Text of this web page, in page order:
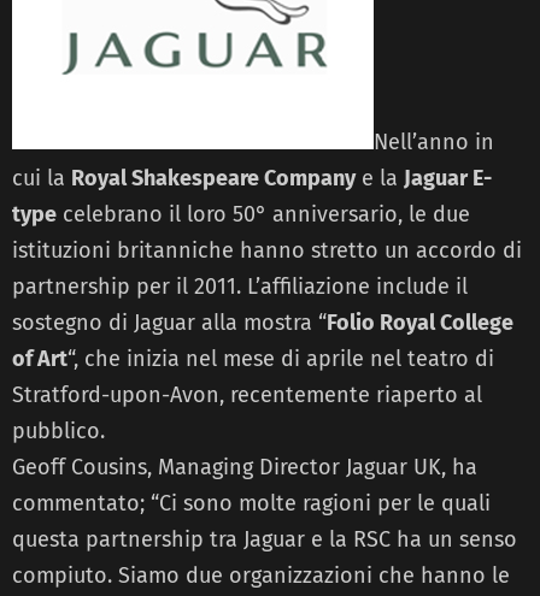
Nell’anno in
cui la Royal Shakespeare Companye la Jaguar E-
type celebrano il loro 50° anniversario, le due
istituzioni britanniche hanno stretto un accordo di
partnership per il 2011. L’affiliazione include il
sostegno di Jaguar alla mostra “Folio Royal College
of Art“, che inizia nel mese di aprile nel teatro di
Stratford-upon-Avon, recentemente riaperto al
pubblico.
Geoff Cousins, Managing Director Jaguar UK, ha
commentato; “Ci sono molte ragioni per le quali
questa partnership tra Jaguar e la RSC ha un senso
compiuto. Siamo due organizzazioni che hanno le